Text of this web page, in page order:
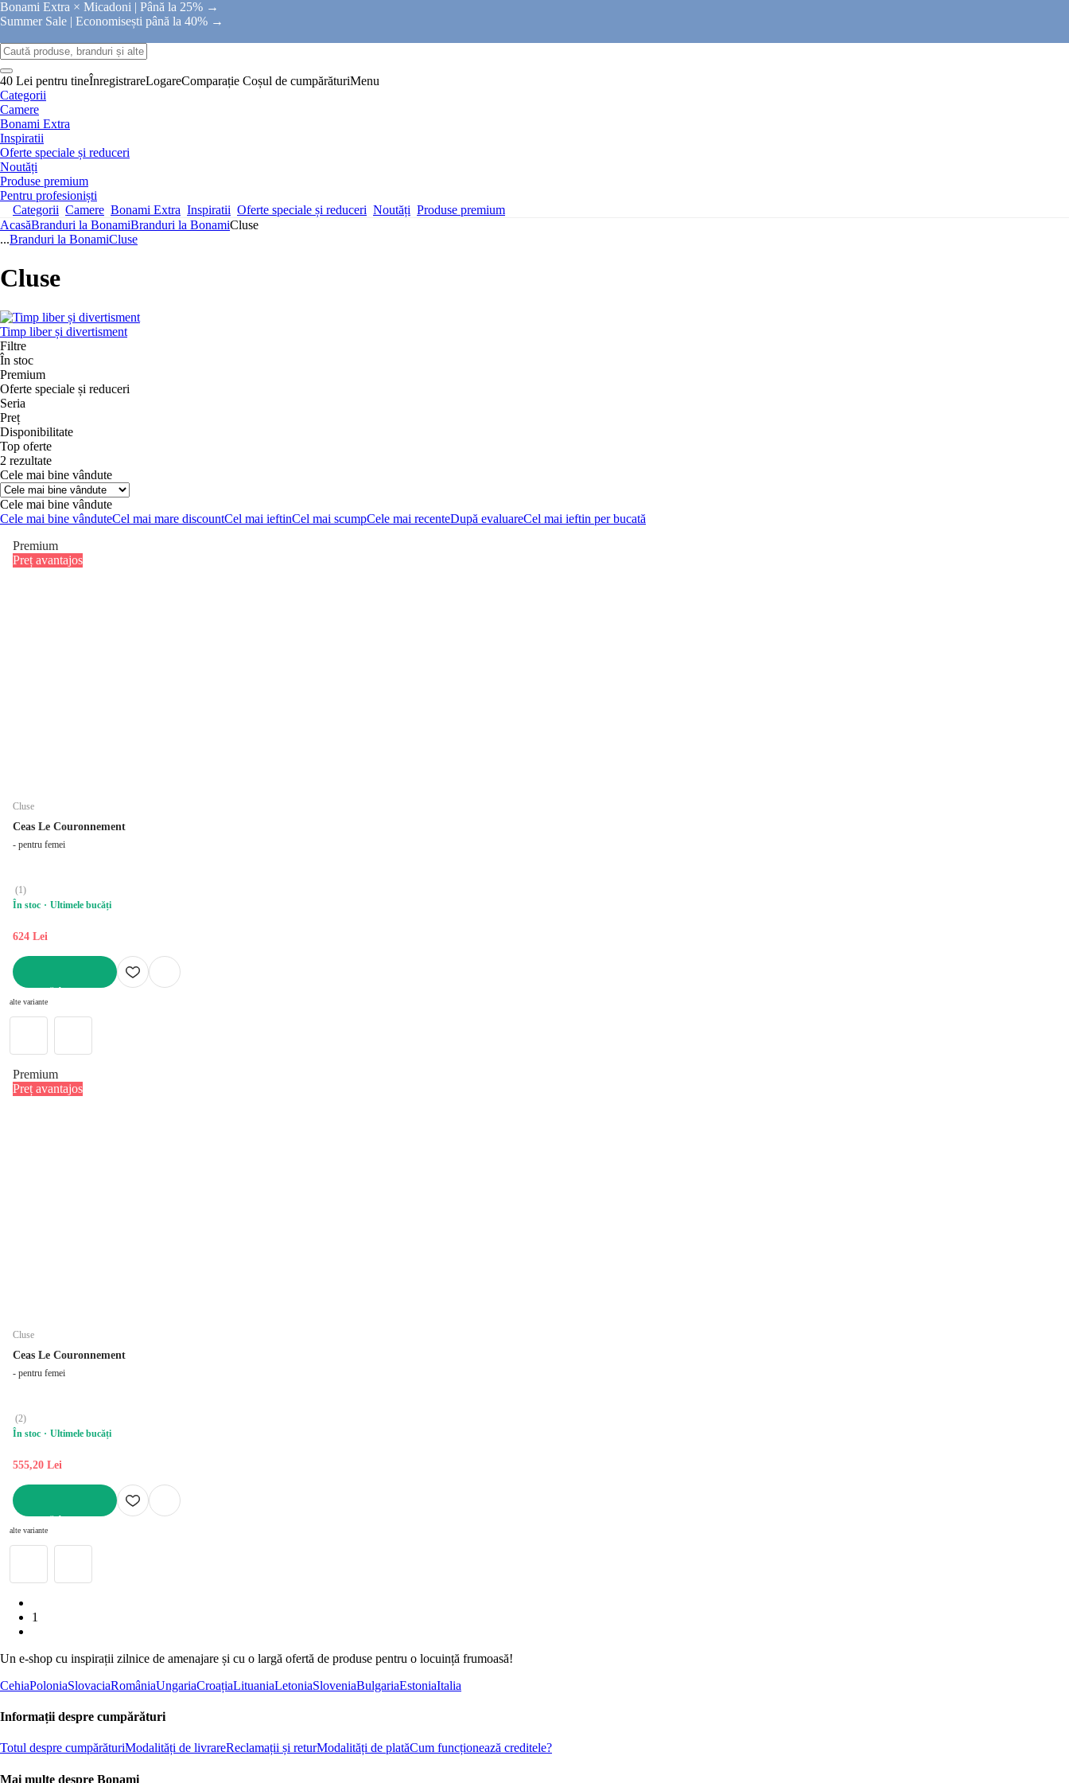
Bonami Extra × Micadoni | Până la 25% →
Summer Sale | Economisești până la 40% →
40 Lei pentru tineÎnregistrareLogareComparație Coșul de cumpărăturiMenu
Categorii
Camere
Bonami Extra
Inspiratii
Oferte speciale și reduceri
Noutăți
Produse premium
Pentru profesioniști
Categorii Camere Bonami Extra Inspiratii Oferte speciale și reduceri Noutăți Produse premium
AcasăBranduri la BonamiBranduri la BonamiCluse
...Branduri la BonamiCluse
Cluse
Timp liber și divertisment
Filtre
În stoc
Premium
Oferte speciale și reduceri
Seria
Preț
Disponibilitate
Top oferte
2 rezultate
Cele mai bine vândute
Cele mai bine vândute
Cele mai bine vânduteCel mai mare discountCel mai ieftinCel mai scumpCele mai recenteDupă evaluareCel mai ieftin per bucată
Premium
Preț avantajos
Cluse
Ceas Le Couronnement
- pentru femei
(1)
În stoc
Ultimele bucăți
624 Lei
alte variante
Premium
Preț avantajos
Cluse
Ceas Le Couronnement
- pentru femei
(2)
În stoc
Ultimele bucăți
555,20 Lei
alte variante
1
Un e-shop cu inspirații zilnice de amenajare și cu o largă ofertă de produse pentru o locuință frumoasă!
CehiaPoloniaSlovaciaRomâniaUngariaCroațiaLituaniaLetoniaSloveniaBulgariaEstoniaItalia
Informații despre cumpărături
Totul despre cumpărăturiModalități de livrareReclamații și returModalități de platăCum funcționează creditele?
Mai multe despre Bonami